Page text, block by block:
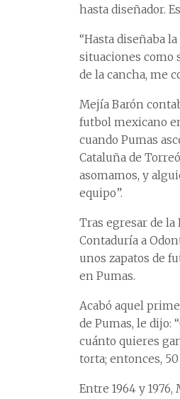
hasta diseñador.
“Hasta diseñaba
situaciones como
de la cancha, me
Mejía Barón
futbol mexicano
cuando Pumas
Cataluña de
asomamos, y
equipo”.
Tras egresar de
Contaduría a
unos zapatos de
en Pumas.
Acabó aquel
de Pumas, le dijo:
cuánto quieres
torta; entonces,
Entre 1964 y